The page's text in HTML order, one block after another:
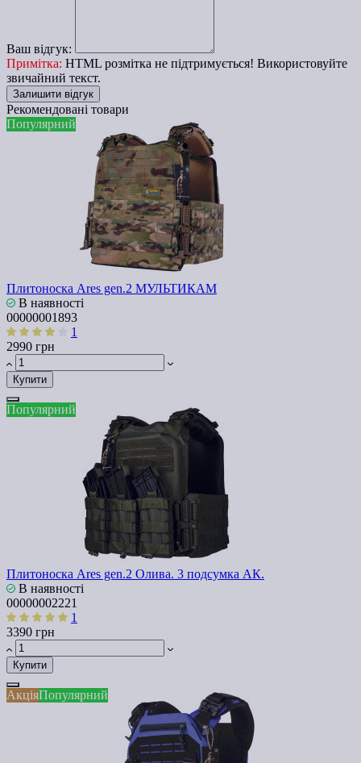
Ваш відгук:
Примітка: HTML розмітка не підтримується! Використовуйте
звичайний текст.
Залишити відгук
Рекомендовані товари
Популярний
Плитоноска Ares gen.2 МУЛЬТИКАМ
В наявності
00000001893
1
2990 грн
Купити
Популярний
Плитоноска Ares gen.2 Олива. 3 подсумка АК.
В наявності
00000002221
1
3390 грн
Купити
АкціяПопулярний